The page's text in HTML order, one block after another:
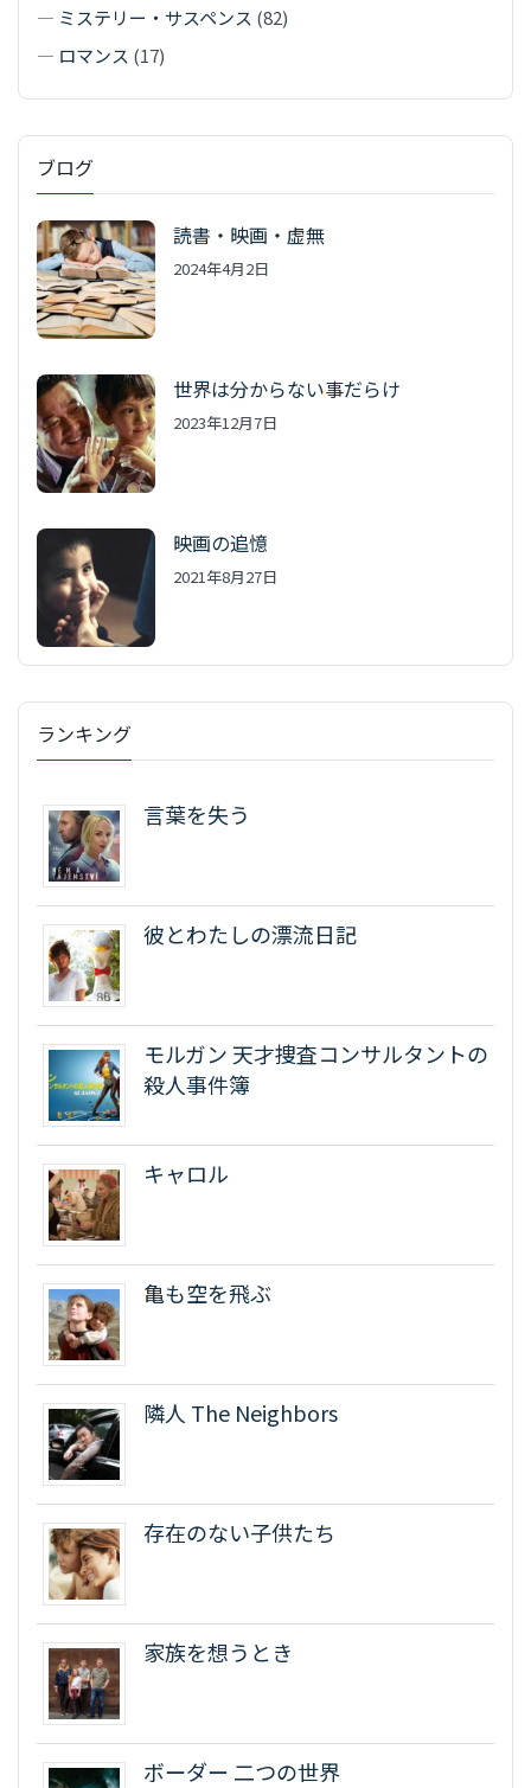
— ミステリー・サスペンス (82)
— ロマンス (17)
ブログ
読書・映画・虚無
2024年4月2日
世界は分からない事だらけ
2023年12月7日
映画の追憶
2021年8月27日
ランキング
言葉を失う
彼とわたしの漂流日記
モルガン 天才捜査コンサルタントの
殺人事件簿
キャロル
亀も空を飛ぶ
隣人 The Neighbors
存在のない子供たち
家族を想うとき
ボーダー 二つの世界